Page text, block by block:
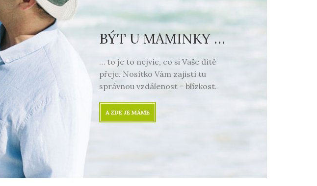
BÝT U MAMINKY …
… to je to nejvíc, co si Vaše dítě
přeje. Nosítko Vám zajistí tu
správnou vzdálenost = blízkost.
A ZDE JE MÁME